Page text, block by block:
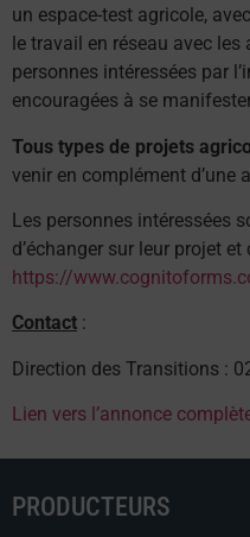
un espace-test agricole,
le travail en réseau avec
personnes intéressées par
encouragées à se
Tous types de projets
venir en complément d’une
Les personnes intéressées
d’échanger sur leur projet
https://
Contact :
Direction des Transitions :
Lien vers l’annonce
PRODUCTEURS